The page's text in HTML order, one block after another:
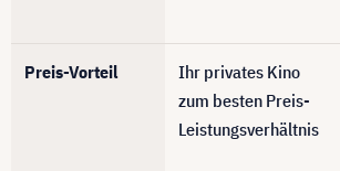
Preis-Vorteil
Ihr privates Kino
zum besten Preis-
Leistungsverhältnis